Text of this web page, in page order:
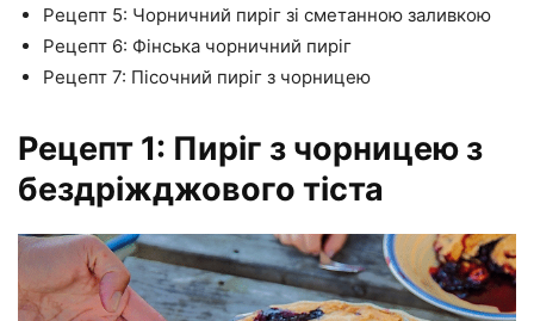
Рецепт 5: Чорничний пиріг зі сметанною заливкою
Рецепт 6: Фінська чорничний пиріг
Рецепт 7: Пісочний пиріг з чорницею
Рецепт 1: Пиріг з чорницею з
бездріжджового тіста